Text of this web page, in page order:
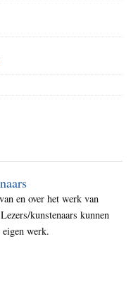
en over het werk van
kunstenaars kunnen
werk.